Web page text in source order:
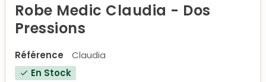
Robe Medic Claudia - Dos
Pressions
Référence Claudia
check En Stock